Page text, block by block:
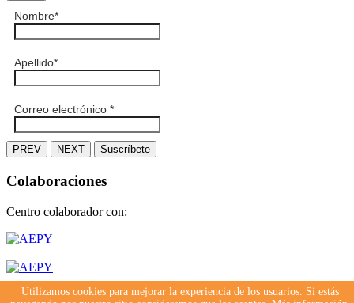
Utilizamos cookies para mejorar la experiencia de los usuarios. Si estás
Nombre*
Apellido*
Correo electrónico *
PREV NEXT Suscríbete
Colaboraciones
Centro colaborador con: